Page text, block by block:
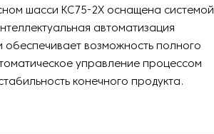
шасси KC75-2X оснащена системой
автоматизация
возможность полного
управление процессом
конечного продукта.